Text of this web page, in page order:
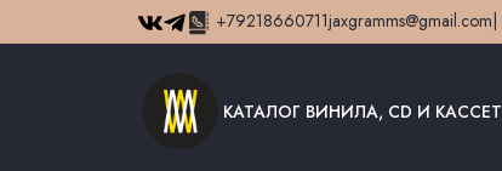
+79218660711jaxgramms@gmail.com
КАТАЛОГ ВИНИЛА, CD И КАССЕТ